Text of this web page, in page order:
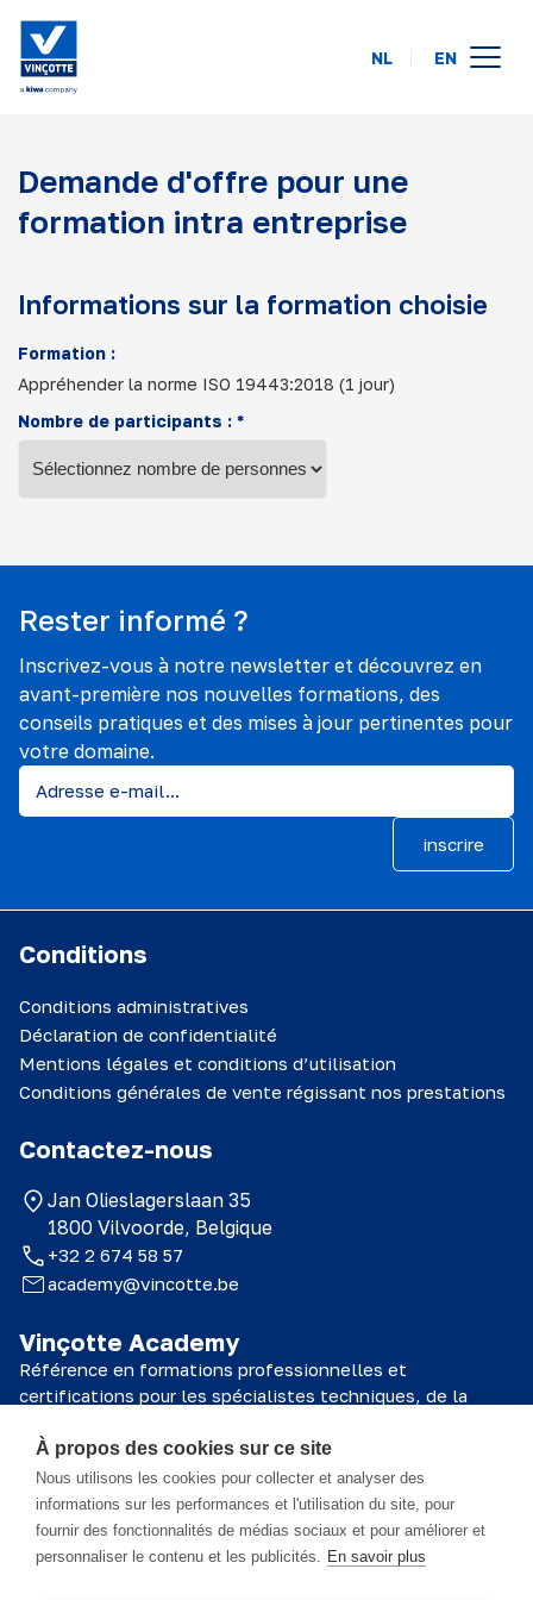
en ligne
intra-entreprise
à propos de nous
FAQ
NL EN
Demande d'offre pour une
formation intra entreprise
Informations sur la formation choisie
Formation :
Appréhender la norme ISO 19443:2018 (1 jour)
Nombre de participants : *
Rester informé ?
Inscrivez-vous à notre newsletter et découvrez en
avant-première nos nouvelles formations, des
conseils pratiques et des mises à jour pertinentes pour
votre domaine.
inscrire
Vinçotte Academy
Référence en formations professionnelles et
certifications pour les spécialistes techniques, de la
© 2026 Vinçotte Academy
Conditions
Conditions administratives
Déclaration de confidentialité
Mentions légales et conditions d’utilisation
Conditions générales de vente régissant nos prestations
Contactez-nous
Jan Olieslagerslaan 35
1800 Vilvoorde, Belgique
+32 2 674 58 57
academy@vincotte.be
Le matériel de formation est la propriété de Vinçotte Academy SA et
toutes les informations qu'il contient sont confidentielles. Ce matériel
À propos des cookies sur ce site
Nous utilisons les cookies pour collecter et analyser des
informations sur les performances et l'utilisation du site, pour
fournir des fonctionnalités de médias sociaux et pour améliorer et
personnaliser le contenu et les publicités. En savoir plus